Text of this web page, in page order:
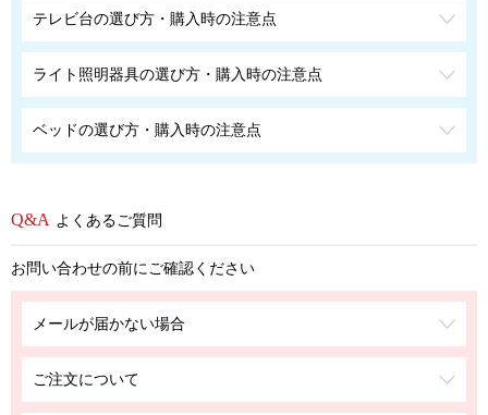
テレビ台の選び方・購入時の注意点
ライト照明器具の選び方・購入時の注意点
ベッドの選び方・購入時の注意点
よくあるご質問
お問い合わせの前にご確認ください
メールが届かない場合
ご注文について